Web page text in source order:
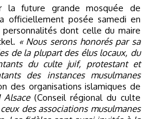
officiellement posée samedi en
dont celle du maire
« Nous serons honorés par sa
de la plupart des élus locaux, du
du culte juif, protestant et
des instances musulmanes
des organisations islamiques de
Alsace (Conseil régional du culte
des associations musulmanes